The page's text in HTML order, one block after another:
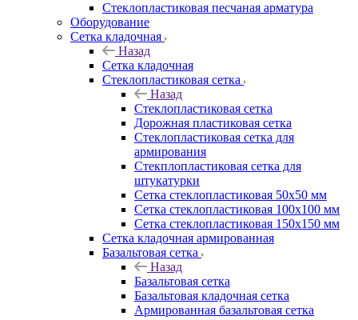
Стеклопластиковая песчаная арматура
Оборудование
Сетка кладочная
Назад
Сетка кладочная
Стеклопластиковая сетка
Назад
Стеклопластиковая сетка
Дорожная пластиковая сетка
Стеклопластиковая сетка для
армирования
Стекплопластиковая сетка для
штукатурки
Сетка стеклопластиковая 50x50 мм
Сетка стеклопластиковая 100x100 мм
Сетка стеклопластиковая 150x150 мм
Сетка кладочная армированная
Базальтовая сетка
Назад
Базальтовая сетка
Базальтовая кладочная сетка
Армированная базальтовая сетка